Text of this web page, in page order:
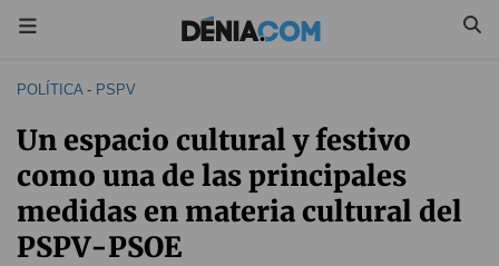
POLÍTICA- PSPV
Un espacio cultural y festivo
como una de las principales
medidas en materia cultural del
PSPV-PSOE